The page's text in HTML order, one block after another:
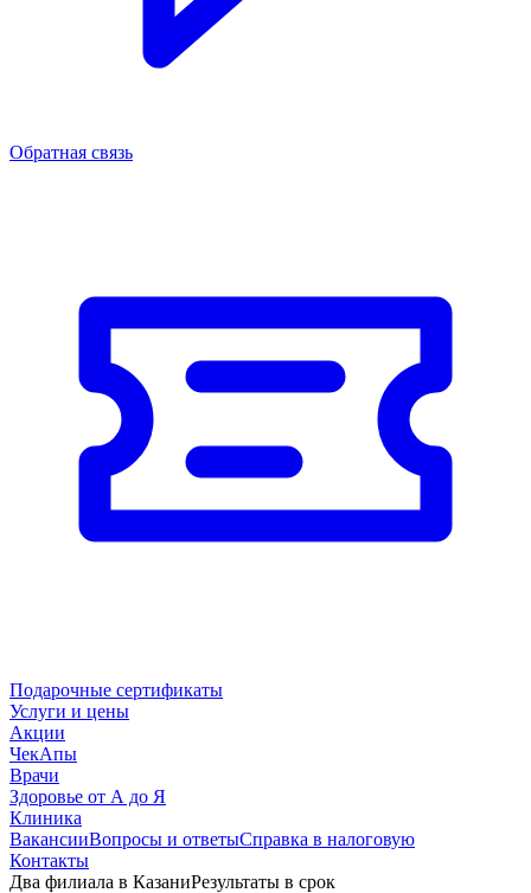
Обратная связь
Подарочные сертификаты
Услуги и цены
Акции
ЧекАпы
Врачи
Здоровье от А до Я
Клиника
ВакансииВопросы и ответыСправка в налоговую
Контакты
Два филиала в КазаниРезультаты в срок